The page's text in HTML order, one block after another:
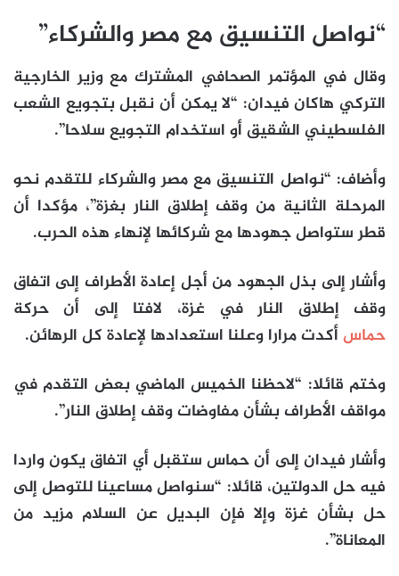
“نواصل التنسيق مع مصر والشركاء”
وقال في المؤتمر الصحافي المشترك مع وزير الخارجية
التركي هاكان فيدان: “لا يمكن أن نقبل بتجويع الشعب
الفلسطيني الشقيق أو استخدام التجويع سلاحا”.
وأضاف: “نواصل التنسيق مع مصر والشركاء للتقدم نحو
المرحلة الثانية من وقف إطلاق النار بغزة”، مؤكدا أن
قطر ستواصل جهودها مع شركائها لإنهاء هذه الحرب.
وأشار إلى بذل الجهود من أجل إعادة الأطراف إلى اتفاق
وقف إطلاق النار في غزة، لافتا إلى أن حركة
حماس أكدت مرارا وعلنا استعدادها لإعادة كل الرهائن.
وختم قائلا: “لاحظنا الخميس الماضي بعض التقدم في
مواقف الأطراف بشأن مفاوضات وقف إطلاق النار”.
وأشار فيدان إلى أن حماس ستقبل أي اتفاق يكون واردا
فيه حل الدولتين، قائلا: “سنواصل مساعينا للتوصل إلى
حل بشأن غزة وإلا فإن البديل عن السلام مزيد من
المعاناة”.